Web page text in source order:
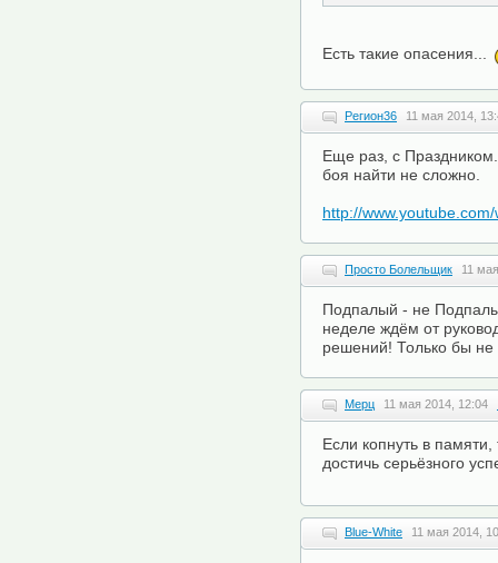
Есть такие опасения...
Регион36 11 мая 2014,
Еще раз, с
боя найти не сложно.
http://
Просто Болельщик 11
Подпалый - не
неделе ждём от
решений! Только бы
Мерц 11 мая 2014, 12:04
Если копнуть в
достичь серьёзного
Blue-White 11 мая 2014,